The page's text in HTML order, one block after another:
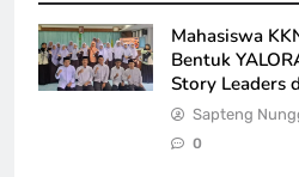
Mahasiswa
Bentuk
Story Leaders
Sapteng
0